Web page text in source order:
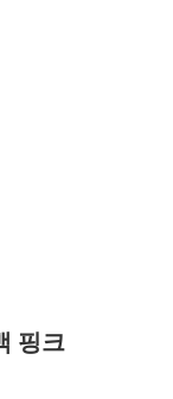
핑크